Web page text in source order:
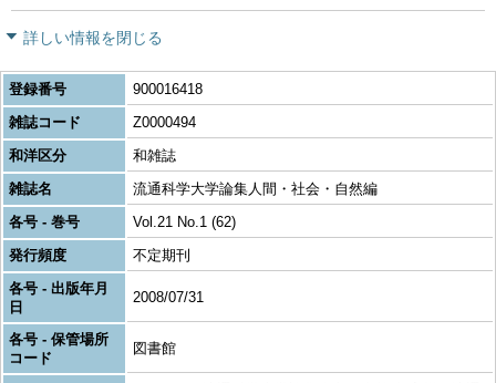
詳しい情報を閉じる
登録番号
900016418
雑誌コード
Z0000494
和洋区分
和雑誌
雑誌名
流通科学大学論集人間・社会・自然編
各号 - 巻号
Vol.21 No.1 (62)
発行頻度
不定期刊
各号 - 出版年月
日
2008/07/31
各号 - 保管場所
コード
図書館